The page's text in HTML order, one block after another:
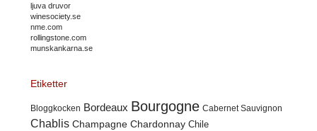
ljuva druvor
winesociety.se
nme.com
rollingstone.com
munskankarna.se
Etiketter
Bloggkocken Bordeaux Bourgogne Cabernet Sauvignon
Chablis Champagne Chardonnay Chile